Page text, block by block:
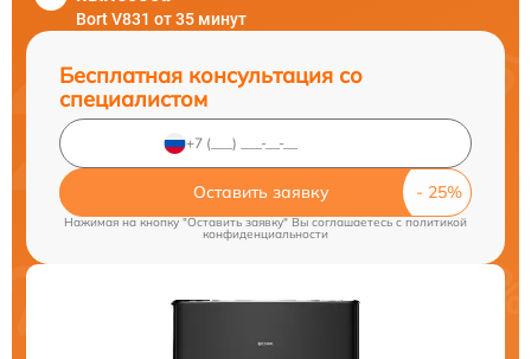
Bort V831 от 35 минут
Бесплатная консультация со
специалистом
Оставить заявку
Нажимая на кнопку "Оставить заявку" Вы соглашаетесь cполитикой
конфиденциальности